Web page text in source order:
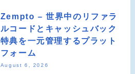
Zempto – 世界中のリファラ
ルコードとキャッシュバック
特典を一元管理するプラット
フォーム
August 6, 2026